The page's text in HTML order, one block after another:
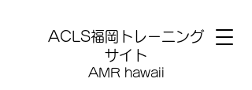
​ACLS福岡トレーニング
サイト
AMR hawaii